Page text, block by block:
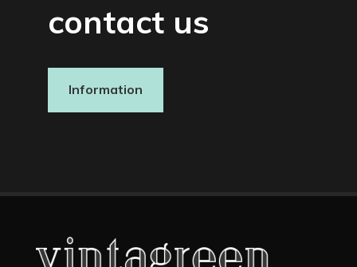
contact us
Information